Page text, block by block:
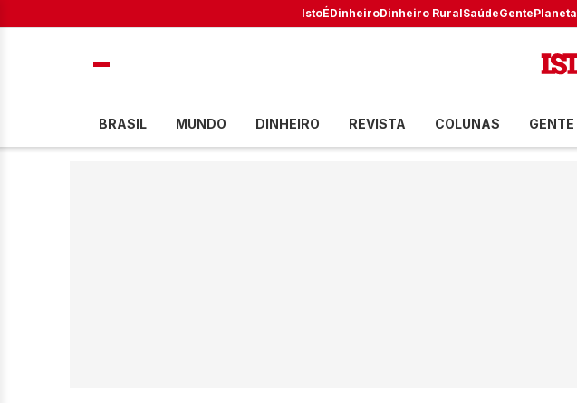
IstoÉDinheiroDinheiro RuralSaúdeGentePlaneta
BRASIL MUNDO DINHEIRO REVISTA COLUNAS GENTE